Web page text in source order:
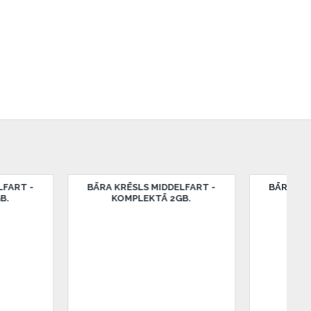
MIDDELFART -
2GB.
BĀRA KRĒSLS MIDDELFART -
KOMPLEKTĀ 2GB.